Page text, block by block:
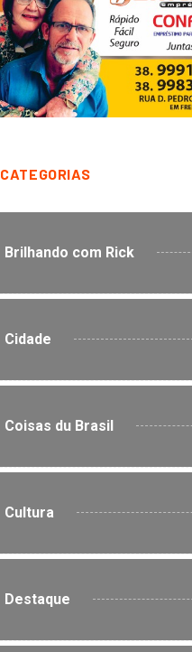
CATEGORIAS
Brilhando com Rick
Cidade
Coisas du Brasil
Cultura
Destaque